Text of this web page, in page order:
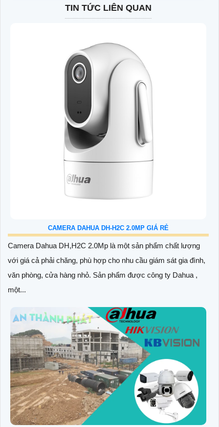
TIN TỨC LIÊN QUAN
CAMERA DAHUA DH-H2C 2.0MP GIÁ RẺ
Camera Dahua DH,H2C 2.0Mp là một sản phẩm chất lượng
với giá cả phải chăng, phù hợp cho nhu cầu giám sát gia đình,
văn phòng, cửa hàng nhỏ. Sản phẩm được công ty Dahua ,
một...